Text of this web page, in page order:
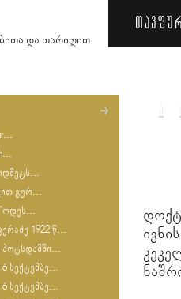
და თარიღით
გურ...
1922 წ...
პოტსდამში...
სექტემბე...
სექტემბე...